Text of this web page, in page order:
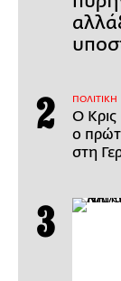
ΠΟΛΙΤΙΚΗ
Ο Κρις
ο
στη